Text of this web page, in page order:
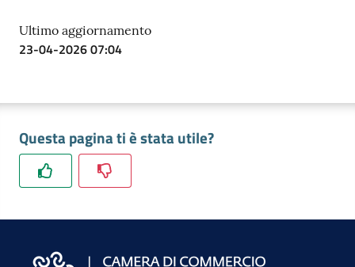
Ultimo aggiornamento
23-04-2026 07:04
Questa pagina ti è stata utile?